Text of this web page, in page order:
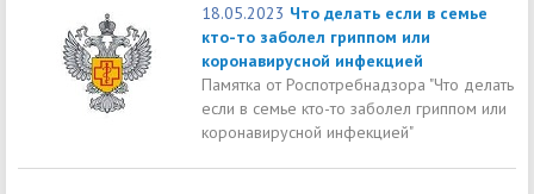
18.05.2023 Что делать если в семье
кто-то заболел гриппом или
коронавирусной инфекцией
Памятка от Роспотребнадзора "Что делать
если в семье кто-то заболел гриппом или
коронавирусной инфекцией"